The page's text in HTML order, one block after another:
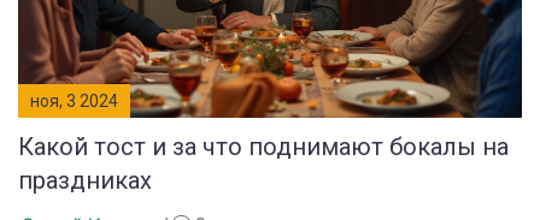
ноя, 3 2024
Какой тост и за что поднимают бокалы на
праздниках